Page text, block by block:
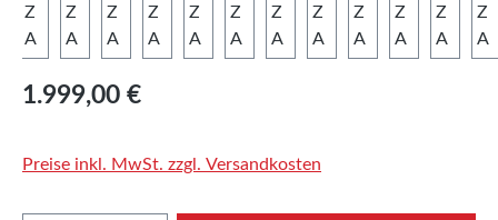
Regulärer Preis:
1.999,00 €
Preise inkl. MwSt. zzgl. Versandkosten